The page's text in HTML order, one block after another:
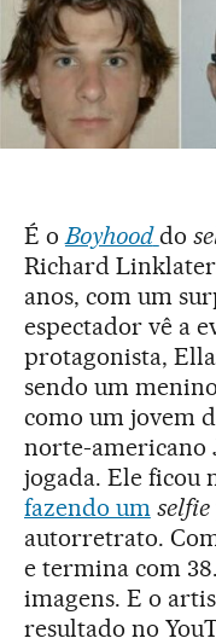
É oBoyhood do
Richard
anos, com um
espectador vê a
protagonista,
sendo um
como um jovem
norte-americano
jogada. Ele ficou
fazendo um selfie
autorretrato.
e termina com
imagens. E o
resultado no